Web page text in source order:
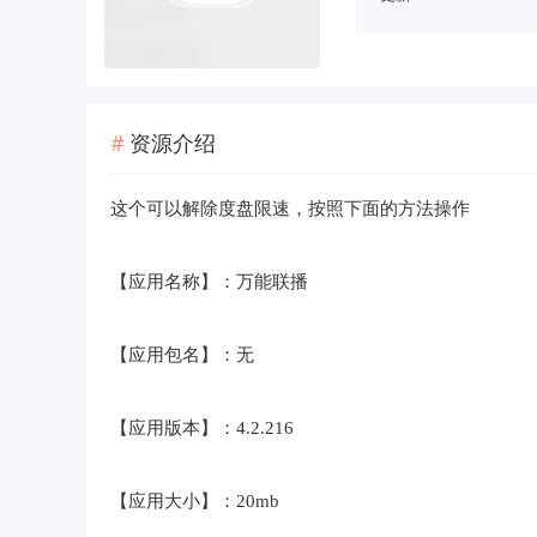
资源介绍
这个可以解除度盘限速，按照下面的方法操作
【应用名称】：万能联播
【应用包名】：无
【应用版本】：4.2.216
【应用大小】：20mb